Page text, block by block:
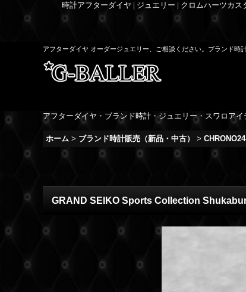
時計アフターダイヤ | ジュエリー | クロムハーツカ
アフターダイヤ オーダージュエリー、ご相談ください。ブランド時
アフターダイヤ・ブランド時計・ジュエリー・スワロア
ホーム > ブランド時計販売（新品・中古） >
GRAND SEIKO Sports Collection